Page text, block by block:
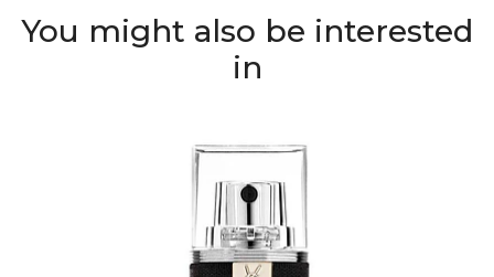
You might also be interested
in